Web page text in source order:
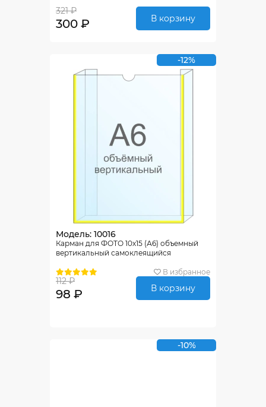
321 ₽
300 ₽ В корзину
-12%
Модель: 10016
Карман для ФОТО 10х15 (А6) объемный
вертикальный самоклеящийся
В избранное
112 ₽
98 ₽ В корзину
-10%